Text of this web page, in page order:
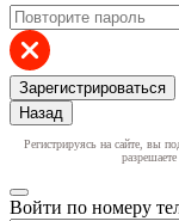
Зарегистрироваться
Назад
Регистрируясь на сайте, вы
Войти по номеру